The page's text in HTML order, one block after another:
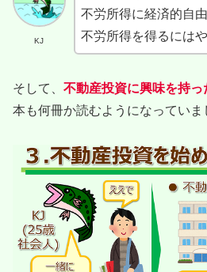
KJ
不労所得に経済的自
不労所得を得るには
そして、 不動産投資に興味を持っ
本も何冊か読むようになっていま